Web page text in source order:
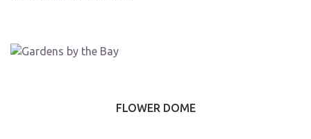
FLOWER DOME